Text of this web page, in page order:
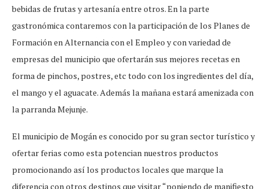
bebidas de frutas y artesanía entre otros. En la parte
gastronómica contaremos con la participación de los Planes de
Formación en Alternancia con el Empleo y con variedad de
empresas del municipio que ofertarán sus mejores recetas en
forma de pinchos, postres, etc todo con los ingredientes del día,
el mango y el aguacate. Además la mañana estará amenizada con
la parranda Mejunje.
El municipio de Mogán es conocido por su gran sector turístico y
ofertar ferias como esta potencian nuestros productos
promocionando así los productos locales que marque la
diferencia con otros destinos que visitar “poniendo de manifiesto